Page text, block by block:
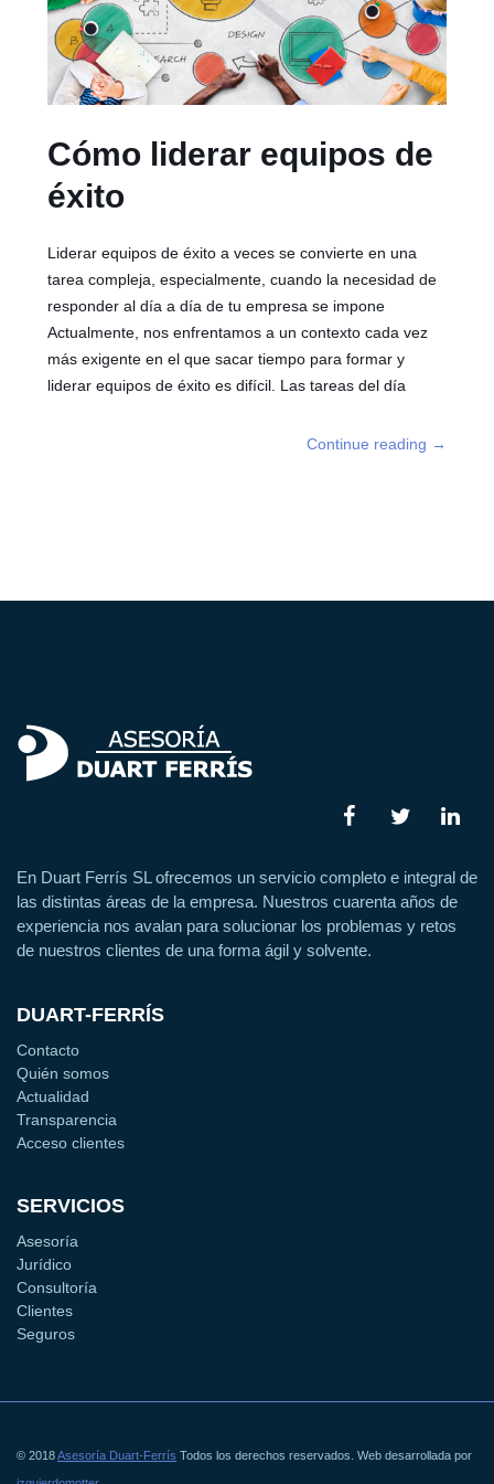
Cómo liderar equipos de
éxito
Liderar equipos de éxito a veces se convierte en una
tarea compleja, especialmente, cuando la necesidad de
responder al día a día de tu empresa se impone
Actualmente, nos enfrentamos a un contexto cada vez
más exigente en el que sacar tiempo para formar y
liderar equipos de éxito es difícil. Las tareas del día
Continue reading →
En Duart Ferrís SL ofrecemos un servicio completo e integral de
las distintas áreas de la empresa. Nuestros cuarenta años de
experiencia nos avalan para solucionar los problemas y retos
de nuestros clientes de una forma ágil y solvente.
DUART-FERRÍS
Contacto
Quién somos
Actualidad
Transparencia
Acceso clientes
SERVICIOS
Asesoría
Jurídico
Consultoría
Clientes
Seguros
© 2018Asesoría Duart-Ferrís Todos los derechos reservados. Web desarrollada por